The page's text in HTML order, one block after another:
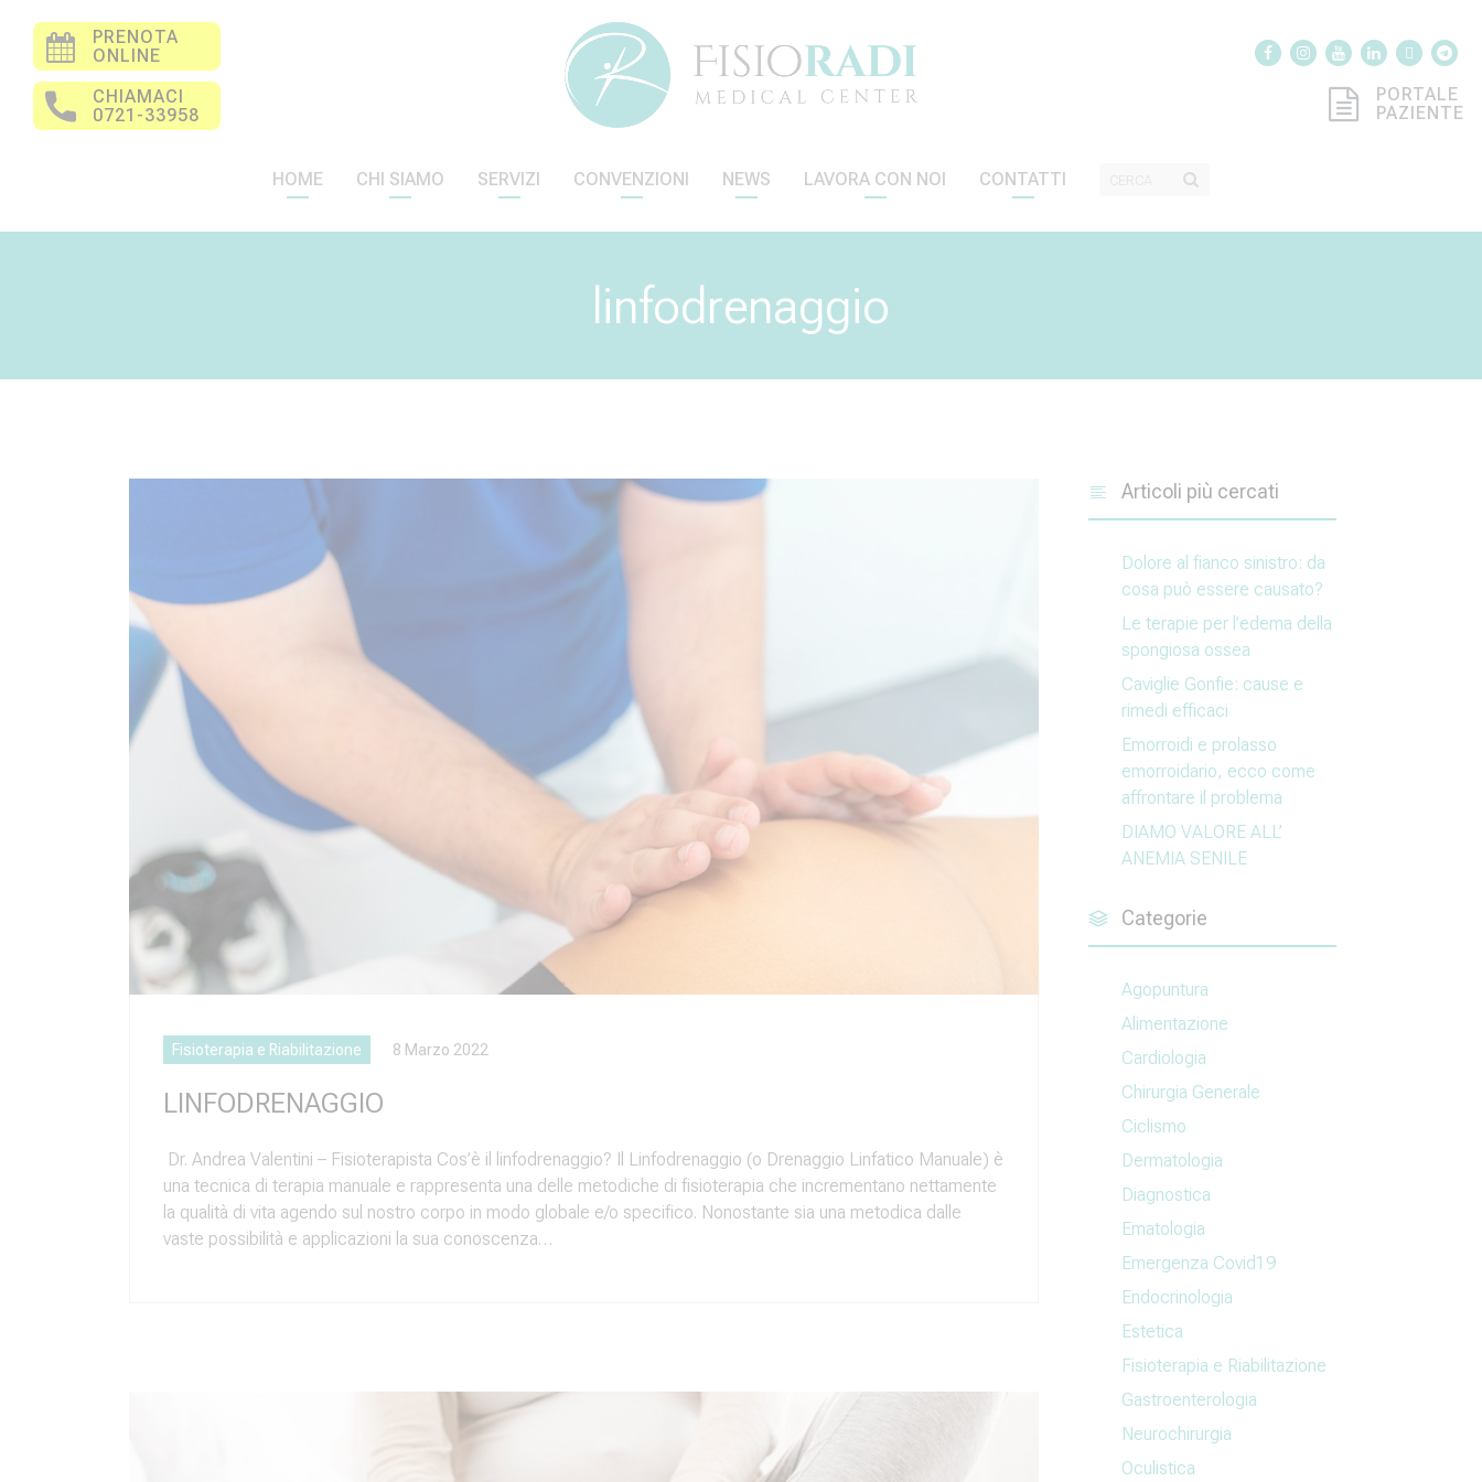
PRENOTA
ONLINE
CHIAMACI
0721-33958
PORTALE
PAZIENTE
HOME CHI SIAMO SERVIZI CONVENZIONI NEWS LAVORA CON NOI CONTATTI
linfodrenaggio
Fisioterapia e Riabilitazione 8 Marzo 2022
LINFODRENAGGIO
Dr. Andrea Valentini – Fisioterapista Cos’è il linfodrenaggio? Il Linfodrenaggio (o Drenaggio Linfatico Manuale) è
una tecnica di terapia manuale e rappresenta una delle metodiche di fisioterapia che incrementano nettamente
la qualità di vita agendo sul nostro corpo in modo globale e/o specifico. Nonostante sia una metodica dalle
vaste possibilità e applicazioni la sua conoscenza…
Articoli più cercati
Dolore al fianco sinistro: da
cosa può essere causato?
Le terapie per l’edema della
spongiosa ossea
Caviglie Gonfie: cause e
rimedi efficaci
Emorroidi e prolasso
emorroidario, ecco come
affrontare il problema
DIAMO VALORE ALL’
ANEMIA SENILE
Categorie
Agopuntura
Alimentazione
Cardiologia
Chirurgia Generale
Ciclismo
Dermatologia
Diagnostica
Ematologia
Emergenza Covid19
Endocrinologia
Estetica
Fisioterapia e Riabilitazione
Gastroenterologia
Neurochirurgia
Oculistica